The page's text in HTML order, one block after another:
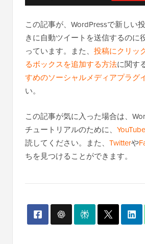
この記事が、WordPressで新しい
きに自動ツイートを送信するのに
っています。また、 投稿にクリッ
るボックスを追加する方法に関す
すめのソーシャルメディアプラグ
い。
この記事が気に入った場合は、
チュートリアルのために、
読してください。また、 Twitterや
ちを見つけることができます。